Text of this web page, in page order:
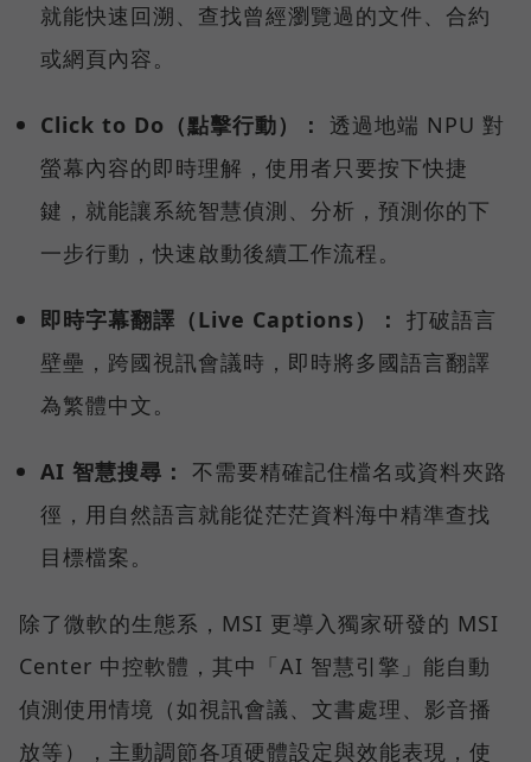
就能快速回溯、查找曾經瀏覽過的文件、合約
或網頁內容。
Click to Do（點擊行動）： 透過地端 NPU 對
螢幕內容的即時理解，使用者只要按下快捷
鍵，就能讓系統智慧偵測、分析，預測你的下
一步行動，快速啟動後續工作流程。
即時字幕翻譯（Live Captions）： 打破語言
壁壘，跨國視訊會議時，即時將多國語言翻譯
為繁體中文。
AI 智慧搜尋： 不需要精確記住檔名或資料夾路
徑，用自然語言就能從茫茫資料海中精準查找
目標檔案。
除了微軟的生態系，MSI 更導入獨家研發的 MSI
Center 中控軟體，其中「AI 智慧引擎」能自動
偵測使用情境（如視訊會議、文書處理、影音播
放等），主動調節各項硬體設定與效能表現，使